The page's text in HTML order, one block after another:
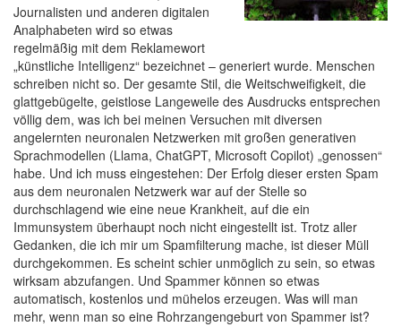
Journalisten und anderen digitalen
Analphabeten wird so etwas
regelmäßig mit dem Reklamewort
„künstliche Intelligenz“ bezeichnet – generiert wurde. Menschen
schreiben nicht so. Der gesamte Stil, die Weitschweifigkeit, die
glattgebügelte, geistlose Langeweile des Ausdrucks entsprechen
völlig dem, was ich bei meinen Versuchen mit diversen
angelernten neuronalen Netzwerken mit großen generativen
Sprachmodellen (Llama, ChatGPT, Microsoft Copilot) „genossen“
habe. Und ich muss eingestehen: Der Erfolg dieser ersten Spam
aus dem neuronalen Netzwerk war auf der Stelle so
durchschlagend wie eine neue Krankheit, auf die ein
Immunsystem überhaupt noch nicht eingestellt ist. Trotz aller
Gedanken, die ich mir um Spamfilterung mache, ist dieser Müll
durchgekommen. Es scheint schier unmöglich zu sein, so etwas
wirksam abzufangen. Und Spammer können so etwas
automatisch, kostenlos und mühelos erzeugen. Was will man
mehr, wenn man so eine Rohrzangengeburt von Spammer ist?